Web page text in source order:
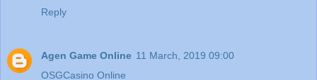
Reply
Agen Game Online 11 March, 2019 09:00
OSGCasino Online